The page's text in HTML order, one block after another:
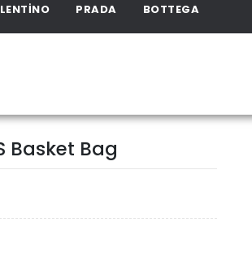
PRADA BOTTEGA
Basket Bag